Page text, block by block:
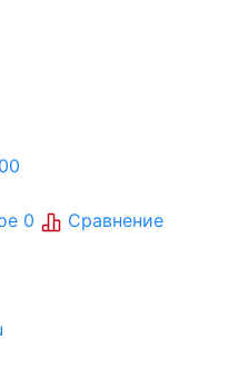
0 Сравнение